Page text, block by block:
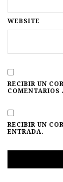
WEBSITE
RECIBIR UN
COMENTARIOS
RECIBIR UN
ENTRADA.